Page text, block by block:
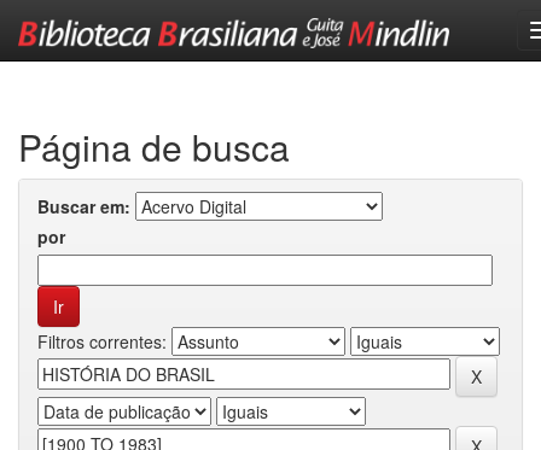
Página de busca
Buscar em:
por
Filtros correntes: